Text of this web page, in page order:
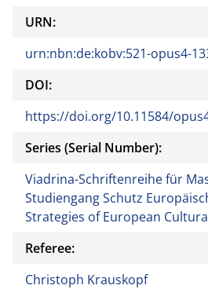
URN:
urn:nbn:de:kobv:521-opus4-
DOI:
https://doi.org/10.11584/
Series (Serial Number):
Viadrina-Schriftenreihe für
Studiengang Schutz
Strategies of European
Referee:
Christoph Krauskopf